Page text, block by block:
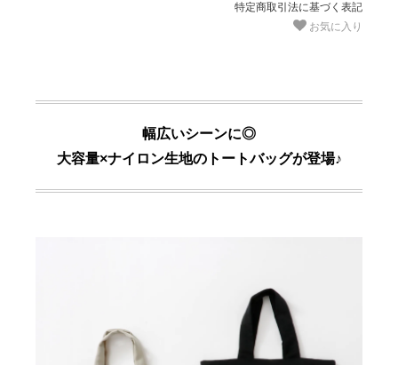
特定商取引法に基づく表記
お気に入り
幅広いシーンに◎
大容量×ナイロン生地のトートバッグが登場♪